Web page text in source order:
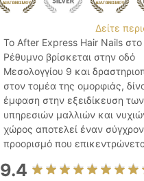
Δείτε
Το After Express Hair Nails στο
Ρέθυμνο βρίσκεται στην οδό
Μεσολογγίου 9 και
στον τομέα της ομορφιάς,
έμφαση στην εξειδίκευση των
υπηρεσιών μαλλιών και
χώρος αποτελεί έναν
προορισμό που
9.4